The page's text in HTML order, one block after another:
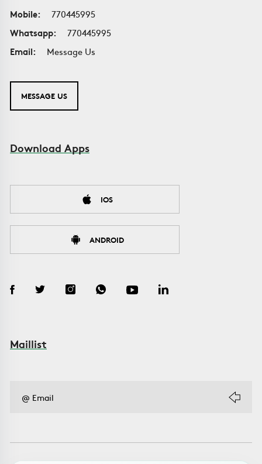
Mobile:
770445995
Whatsapp:
770445995
Email:
Message Us
MESSAGE US
Download Apps
IOS
ANDROID
Maillist